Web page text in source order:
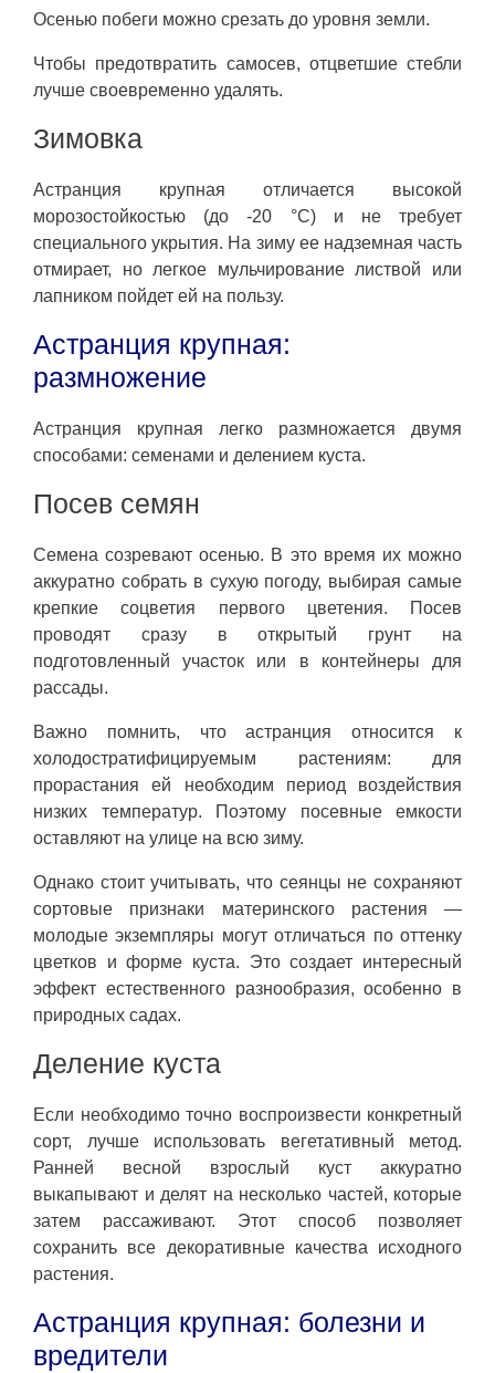
Осенью побеги можно срезать до уровня земли.
Чтобы предотвратить самосев, отцветшие стебли
лучше своевременно удалять.
Зимовка
Астранция крупная отличается высокой
морозостойкостью (до -20 °C) и не требует
специального укрытия. На зиму ее надземная часть
отмирает, но легкое мульчирование листвой или
лапником пойдет ей на пользу.
Астранция крупная:
размножение
Астранция крупная легко размножается двумя
способами: семенами и делением куста.
Посев семян
Семена созревают осенью. В это время их можно
аккуратно собрать в сухую погоду, выбирая самые
крепкие соцветия первого цветения. Посев
проводят сразу в открытый грунт на
подготовленный участок или в контейнеры для
рассады.
Важно помнить, что астранция относится к
холодостратифицируемым растениям: для
прорастания ей необходим период воздействия
низких температур. Поэтому посевные емкости
оставляют на улице на всю зиму.
Однако стоит учитывать, что сеянцы не сохраняют
сортовые признаки материнского растения —
молодые экземпляры могут отличаться по оттенку
цветков и форме куста. Это создает интересный
эффект естественного разнообразия, особенно в
природных садах.
Деление куста
Если необходимо точно воспроизвести конкретный
сорт, лучше использовать вегетативный метод.
Ранней весной взрослый куст аккуратно
выкапывают и делят на несколько частей, которые
затем рассаживают. Этот способ позволяет
сохранить все декоративные качества исходного
растения.
Астранция крупная: болезни и
вредители